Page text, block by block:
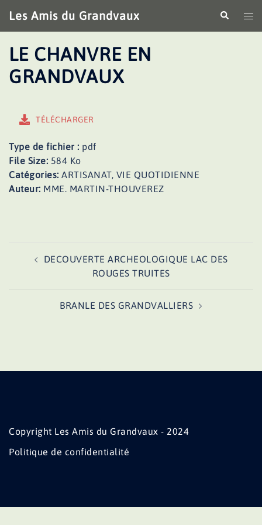
au
contenu
Les Amis du Grandvaux
le
LE CHANVRE EN
GRANDVAUX
TÉLÉCHARGER
Type de fichier : pdf
File Size: 584 Ko
Catégories: ARTISANAT, VIE QUOTIDIENNE
Auteur: MME. MARTIN-THOUVEREZ
d’articleDECOUVERTE ARCHEOLOGIQUE LAC DES
ROUGES TRUITES
BRANLE DES GRANDVALLIERS
Copyright Les Amis du Grandvaux - 2024
Politique de confidentialité